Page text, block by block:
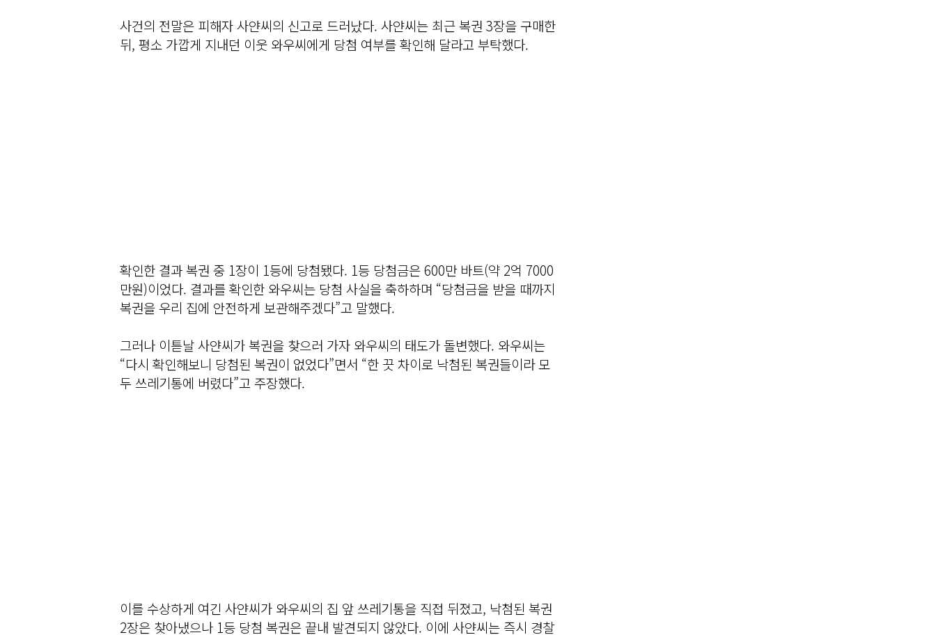
사건의 전말은 피해자 사얀씨의 신고로 드러났다. 사얀씨는 최근 복권 3장을 구매한
뒤, 평소 가깝게 지내던 이웃 와우씨에게 당첨 여부를 확인해 달라고 부탁했다.
확인한 결과 복권 중 1장이 1등에 당첨됐다. 1등 당첨금은 600만 바트(약 2억 7000
만원)이었다. 결과를 확인한 와우씨는 당첨 사실을 축하하며 “당첨금을 받을 때까지
복권을 우리 집에 안전하게 보관해주겠다”고 말했다.
그러나 이튿날 사얀씨가 복권을 찾으러 가자 와우씨의 태도가 돌변했다. 와우씨는
“다시 확인해보니 당첨된 복권이 없었다”면서 “한 끗 차이로 낙첨된 복권들이라 모
두 쓰레기통에 버렸다”고 주장했다.
이를 수상하게 여긴 사얀씨가 와우씨의 집 앞 쓰레기통을 직접 뒤졌고, 낙첨된 복권
2장은 찾아냈으나 1등 당첨 복권은 끝내 발견되지 않았다. 이에 사얀씨는 즉시 경찰